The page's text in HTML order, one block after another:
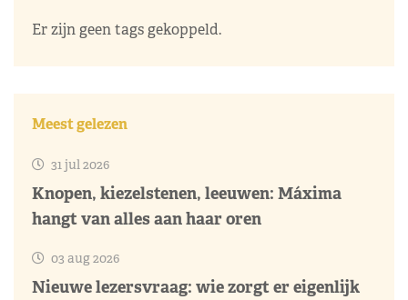
Er zijn geen tags gekoppeld.
Meest gelezen
31 jul 2026
Knopen, kiezelstenen, leeuwen: Máxima
hangt van alles aan haar oren
03 aug 2026
Nieuwe lezersvraag: wie zorgt er eigenlijk